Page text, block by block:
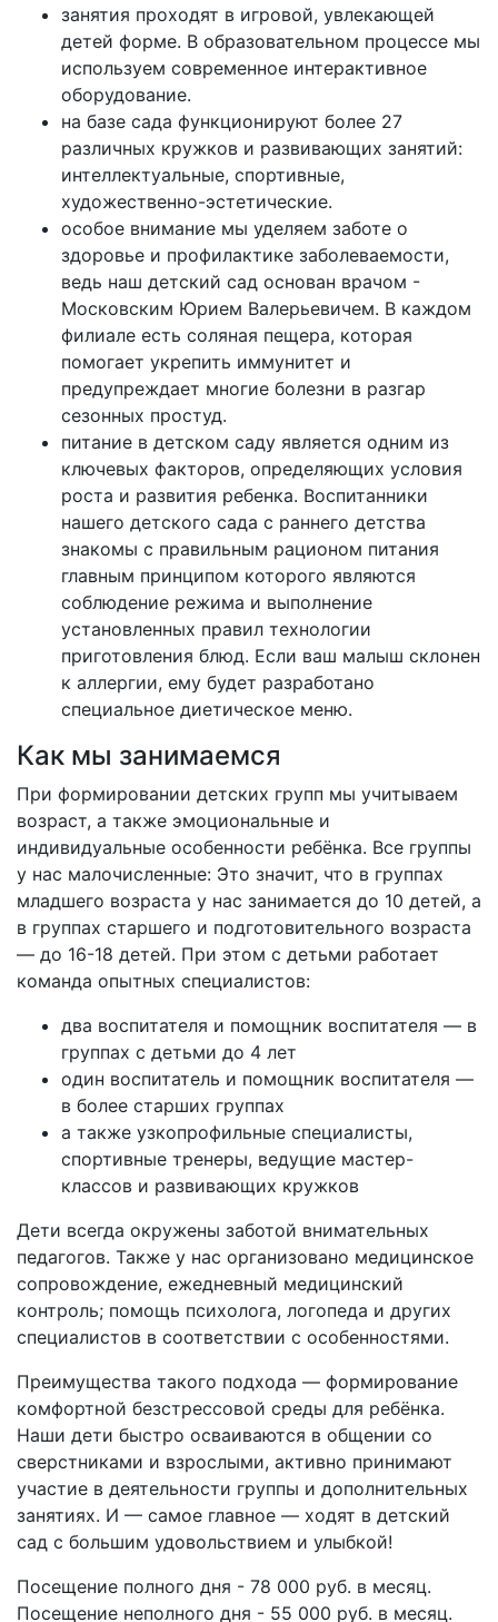
занятия проходят в игровой, увлекающей
детей форме. В образовательном процессе мы
используем современное интерактивное
оборудование.
на базе сада функционируют более 27
различных кружков и развивающих занятий:
интеллектуальные, спортивные,
художественно-эстетические.
особое внимание мы уделяем заботе о
здоровье и профилактике заболеваемости,
ведь наш детский сад основан врачом -
Московским Юрием Валерьевичем. В каждом
филиале есть соляная пещера, которая
помогает укрепить иммунитет и
предупреждает многие болезни в разгар
сезонных простуд.
питание в детском саду является одним из
ключевых факторов, определяющих условия
роста и развития ребенка. Воспитанники
нашего детского сада с раннего детства
знакомы с правильным рационом питания
главным принципом которого являются
соблюдение режима и выполнение
установленных правил технологии
приготовления блюд. Если ваш малыш склонен
к аллергии, ему будет разработано
специальное диетическое меню.
Как мы занимаемся
При формировании детских групп мы учитываем
возраст, а также эмоциональные и
индивидуальные особенности ребёнка. Все группы
у нас малочисленные: Это значит, что в группах
младшего возраста у нас занимается до 10 детей, а
в группах старшего и подготовительного возраста
— до 16-18 детей. При этом с детьми работает
команда опытных специалистов:
два воспитателя и помощник воспитателя — в
группах с детьми до 4 лет
один воспитатель и помощник воспитателя —
в более старших группах
а также узкопрофильные специалисты,
спортивные тренеры, ведущие мастер-
классов и развивающих кружков
Дети всегда окружены заботой внимательных
педагогов. Также у нас организовано медицинское
сопровождение, ежедневный медицинский
контроль; помощь психолога, логопеда и других
специалистов в соответствии с особенностями.
Преимущества такого подхода — формирование
комфортной безстрессовой среды для ребёнка.
Наши дети быстро осваиваются в общении со
сверстниками и взрослыми, активно принимают
участие в деятельности группы и дополнительных
занятиях. И — самое главное — ходят в детский
сад с большим удовольствием и улыбкой!
Посещение полного дня - 78 000 руб. в месяц.
Посещение неполного дня - 55 000 руб. в месяц.